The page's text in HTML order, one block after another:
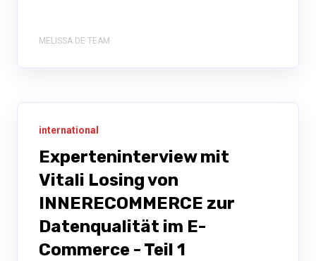
MELISSA DE TEAM
international
Experteninterview mit
Vitali Losing von
INNERECOMMERCE zur
Datenqualität im E-
Commerce - Teil 1